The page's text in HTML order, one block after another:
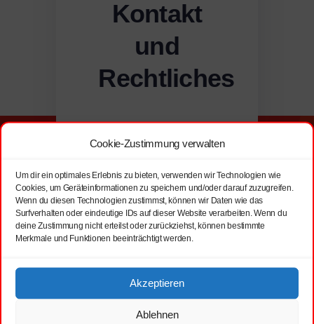
Cookie-Zustimmung verwalten
Um dir ein optimales Erlebnis zu bieten, verwenden wir Technologien wie
Cookies, um Geräteinformationen zu speichern und/oder darauf zuzugreifen.
Wenn du diesen Technologien zustimmst, können wir Daten wie das
Surfverhalten oder eindeutige IDs auf dieser Website verarbeiten. Wenn du
deine Zustimmung nicht erteilst oder zurückziehst, können bestimmte
Merkmale und Funktionen beeinträchtigt werden.
Akzeptieren
Ablehnen
Kontakt
und
Rechtliches
Kontakt:
Stadtfeuerwehrverband